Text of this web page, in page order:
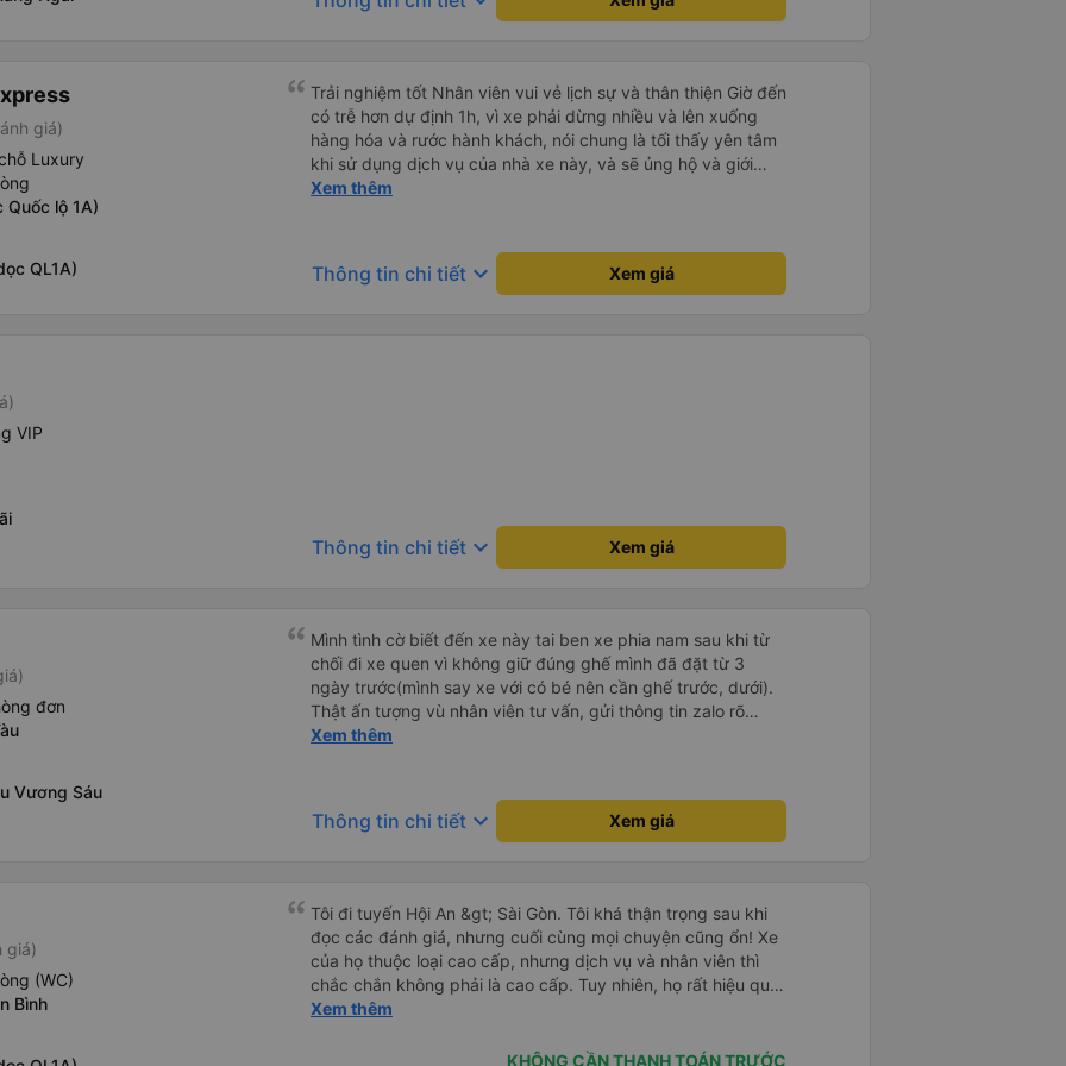
giá)
Luxury
Quốc lộ 1A)
QL1A)
Trải nghiệm tốt Nhân viên vui vẻ lịch sự và thân thiện Giờ đến
có trễ hơn dự định 1h, vì xe phải dừng nhiều và lên xuống
hàng hóa và rước hành khách, nói chung là tối thấy yên tâm
khi sử dụng dịch vụ của nhà xe này, và sẽ ủng hộ và giới
thiệu cho người thân sử dụng dịch vụ của nhà xe này
Xem thêm
Thông tin chi tiết keyboard_arrow_down Xem giá
VIP
Thông tin chi tiết keyboard_arrow_down Xem giá
đơn
Vương Sáu
Mình tình cờ biết đến xe này tai ben xe phia nam sau khi từ
chối đi xe quen vì không giữ đúng ghế mình đã đặt từ 3
ngày trước(mình say xe với có bé nên cần ghế trước, dưới).
Thật ấn tượng vù nhân viên tư vấn, gửi thông tin zalo rõ
ràng, chuyên nghiệp. Đi đúng giờ, xe mới toanh, sạch sẽ
chân, ổ sạc pin, ... thích view ngắm cảnh cực chill, các anh
tài và lơ cũng cực dễ thương, tâm lý. 10 điểm không nhưng.
Xem thêm
Thông tin chi tiết keyboard_arrow_down Xem giá
giá)
(WC)
Bình
Tôi đi tuyến Hội An &gt; Sài Gòn. Tôi khá thận trọng sau khi
đọc các đánh giá, nhưng cuối cùng mọi chuyện cũng ổn! Xe
của họ thuộc loại cao cấp, nhưng dịch vụ và nhân viên thì
chắc chắn không phải là cao cấp. Tuy nhiên, họ rất hiệu quả
và có năng lực. Họ có văn phòng riêng ở Hội An, điều này
đường cao tốc, nơi chúng tôi gặp xe buýt. Chúng tôi dừng lại
Xem thêm
KHÔNG CẦN THANH TOÁN TRƯỚC